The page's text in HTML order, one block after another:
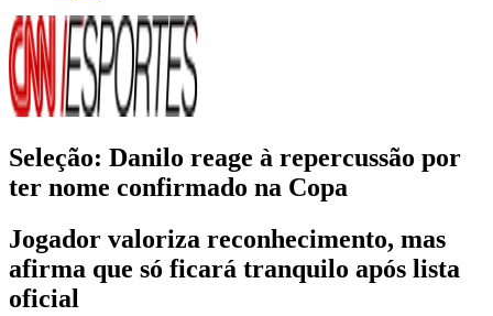
Seleção: Danilo reage à repercussão por
ter nome confirmado na Copa
Jogador valoriza reconhecimento, mas
afirma que só ficará tranquilo após lista
oficial